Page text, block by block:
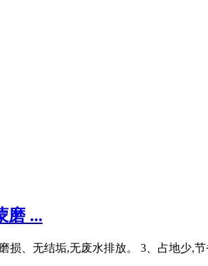
磨 ...
、无结垢,无废水排放。 3、占地少,